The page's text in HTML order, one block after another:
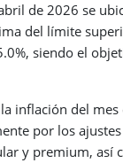
de 2026 se
del límite
siendo el
la inflación del
por los
y premium, así